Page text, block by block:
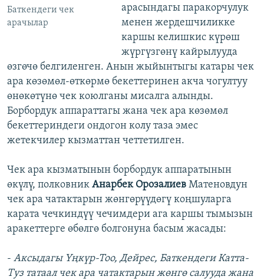
Баткендеги чек
арачылар
арасындагы паракорчулук
менен жердешчиликке
каршы келишкис күрөш
жүргүзгөнү кайрылууда
өзгөчө белгиленген. Анын жыйынтыгы катары чек
ара көзөмөл-өткөрмө бекеттеринен акча чогултуу
өнөкөтүнө чек коюлганы мисалга алынды.
Борбордук аппараттагы жана чек ара көзөмөл
бекеттериндеги ондогон колу таза эмес
жетекчилер кызматтан четтетилген.
Чек ара кызматынын борбордук аппаратынын
өкүлү, полковник Анарбек Орозалиев Матеновдун
чек ара чатактарын жөнгөрүүдөгү коңшуларга
карата чечкиндүү чечимдери ага каршы тымызын
аракеттерге өбөлгө болгонуна басым жасады:
- Аксыдагы Үңкүр-Тоо, Дейрес, Баткендеги Катта-
Туз татаал чек ара чатактарын жөнгө салууда жана